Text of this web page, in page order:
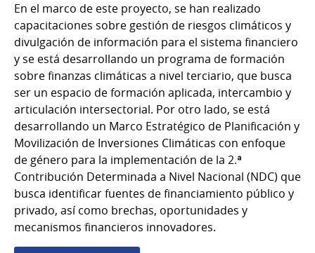
En el marco de este proyecto, se han realizado
capacitaciones sobre gestión de riesgos climáticos y
divulgación de información para el sistema financiero
y se está desarrollando un programa de formación
sobre finanzas climáticas a nivel terciario, que busca
ser un espacio de formación aplicada, intercambio y
articulación intersectorial. Por otro lado, se está
desarrollando un Marco Estratégico de Planificación y
Movilización de Inversiones Climáticas con enfoque
de género para la implementación de la 2.ª
Contribución Determinada a Nivel Nacional (NDC) que
busca identificar fuentes de financiamiento público y
privado, así como brechas, oportunidades y
mecanismos financieros innovadores.